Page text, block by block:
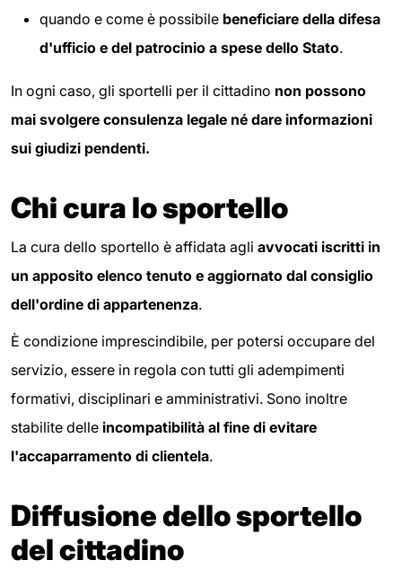
quando e come è possibile beneficiare della difesa
d'ufficio e del patrocinio a spese dello Stato.
In ogni caso, gli sportelli per il cittadino non possono
mai svolgere consulenza legale né dare informazioni
sui giudizi pendenti.
Chi cura lo sportello
La cura dello sportello è affidata agli avvocati iscritti in
un apposito elenco tenuto e aggiornato dal consiglio
dell'ordine di appartenenza.
È condizione imprescindibile, per potersi occupare del
servizio, essere in regola con tutti gli adempimenti
formativi, disciplinari e amministrativi. Sono inoltre
stabilite delle incompatibilità al fine di evitare
l'accaparramento di clientela.
Diffusione dello sportello
del cittadino